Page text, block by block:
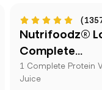
Nutrifoodz®
Complete...
1 Complete Protein
Juice